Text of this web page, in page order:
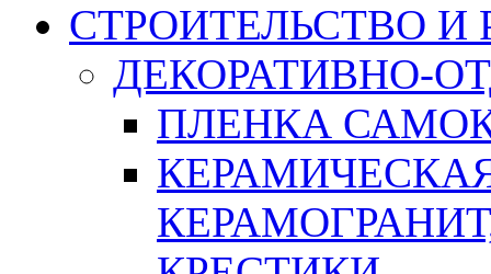
СТРОИТЕЛЬСТВО И
ДЕКОРАТИВНО-
ПЛЕНКА